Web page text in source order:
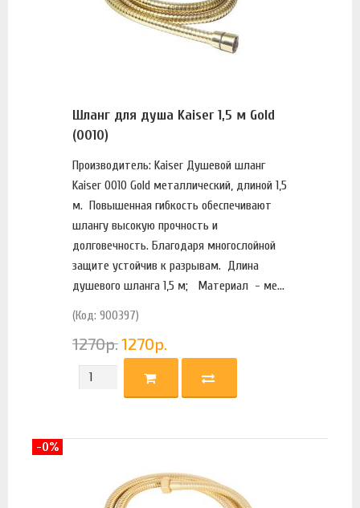
Шланг для душа Kaiser 1,5 м Gold
(0010)
Производитель: Kaiser Душевой шланг
Kaiser 0010 Gold металлический, длиной 1,5
м. Повышенная гибкость обеспечивают
шлангу высокую прочность и
долговечность. Благодаря многослойной
защите устойчив к разрывам. Длина
душевого шланга 1,5 м; Материал - ме...
(Код: 900397)
1270р.1270р.
-0%